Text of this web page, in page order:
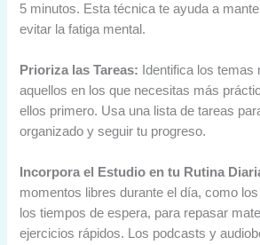
5 minutos. Esta técnica te ayuda a
evitar la fatiga mental.
Prioriza las Tareas: Identifica los
aquellos en los que necesitas más
ellos primero. Usa una lista de tareas
organizado y seguir tu progreso.
Incorpora el Estudio en tu Rutina
momentos libres durante el día, como
los tiempos de espera, para repasar
ejercicios rápidos. Los podcasts y